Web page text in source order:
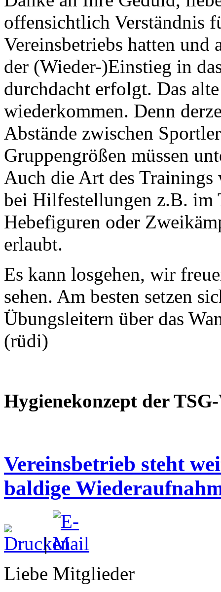
offensichtlich Verständnis
Vereinsbetriebs hatten und
der (Wieder-)Einstieg in
durchdacht erfolgt. Das
wiederkommen. Denn
Abstände zwischen
Gruppengrößen müssen
Auch die Art des
bei Hilfestellungen z.B. im
Hebefiguren oder
erlaubt.
Es kann losgehen, wir
sehen. Am besten setzen
Übungsleitern über das
(rüdi)
Hygienekonzept der
Vereinsbetrieb steht
baldige
|
Liebe Mitglieder